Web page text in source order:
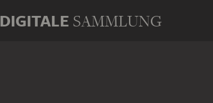
DIGITALE SAMMLUNG